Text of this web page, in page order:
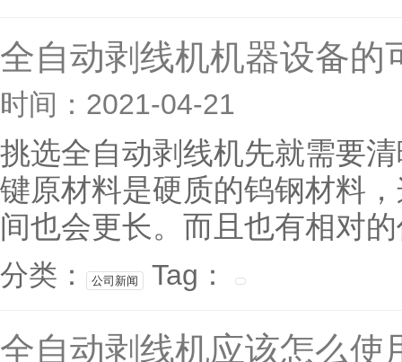
全自动剥线机机器设备的
时间：2021-04-21
挑选全自动剥线机先就需要
键原材料是硬质的钨钢材料
间也会更长。而且也有相对
分类： 公司新闻 Tag：
全自动剥线机应该怎么使